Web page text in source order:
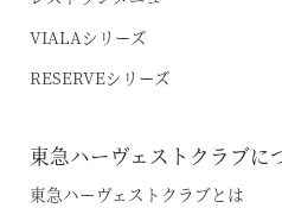
スタッフブログ｜ただいま日
最新のお知らせ
甲信エリア
山中湖マウント富士
旧軽井沢 / 旧軽井沢アネックス
VIALAシリーズ
RESERVEシリーズ
東急ハーヴェストクラブに
東急ハーヴェストクラブとは